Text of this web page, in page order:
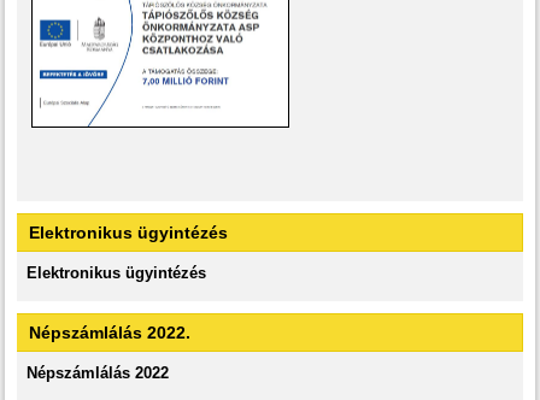
Elektronikus ügyintézés
Elektronikus ügyintézés
Népszámlálás 2022.
Népszámlálás 2022